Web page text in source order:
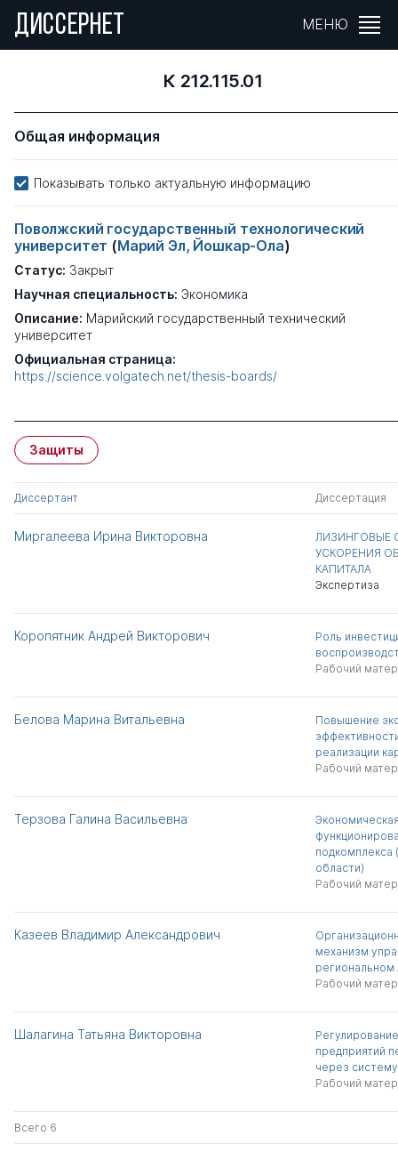
ДИССЕРНЕТ МЕНЮ
К 212.115.01
Общая информация
Показывать только актуальную информацию
Поволжский государственный технологический
университет (Марий Эл, Йошкар-Ола)
Статус: Закрыт
Научная специальность: Экономика
Описание: Марийский государственный технический
университет
Официальная страница:
https://science.volgatech.net/thesis-boards/
Защиты
Диссертант Диссертация
Миргалеева Ирина Викторовна
ЛИЗИНГОВЫЕ
УСКОРЕНИЯ
КАПИТАЛА
Экспертиза
Коропятник Андрей Викторович
Роль
Рабочий
Белова Марина Витальевна
Повышение
реализации
Рабочий
Терзова Галина Васильевна
подкомплекса
области)
Рабочий
Казеев Владимир Александрович
механизм
региональном
Рабочий
Шалагина Татьяна Викторовна
предприятий
через
Рабочий
Всего 6